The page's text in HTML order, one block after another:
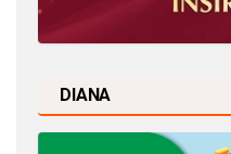
DIANA